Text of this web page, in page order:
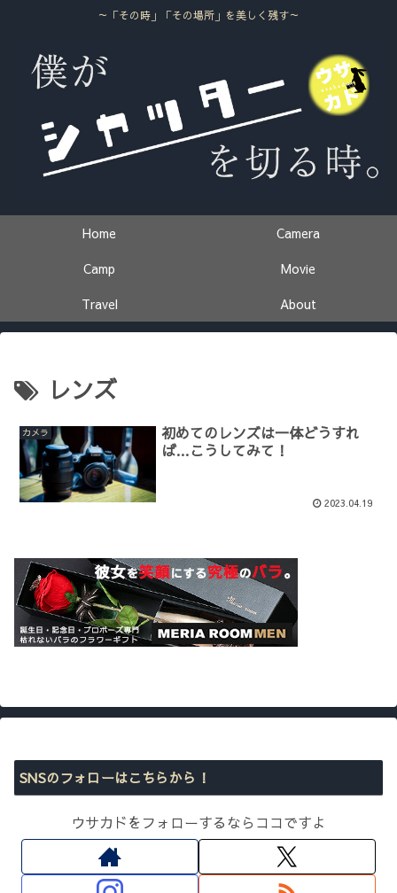
～「その時」「その場所」を美しく残す～
Home
Camera
Camp
Movie
Travel
About
レンズ
カメラ
初めてのレンズは一体どうすれ
ば…こうしてみて！
2023.04.19
SNSのフォローはこちらから！
ウサカドをフォローするならココですよ